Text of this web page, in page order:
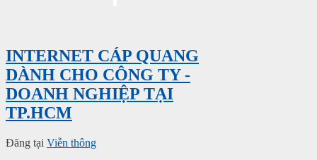
INTERNET CÁP QUANG
DÀNH CHO CÔNG TY -
DOANH NGHIỆP TẠI
TP.HCM
Đăng tại Viễn thông